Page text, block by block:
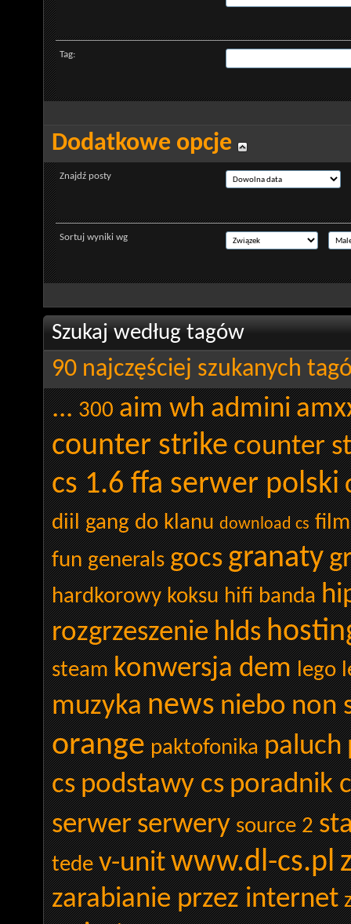
Tag:
Dodatkowe opcje
Znajdź posty
Sortuj wyniki wg
Szukaj według tagów
90 najczęściej szukanych
... 300 aim wh admini
counter strikecounter
cs 1.6 ffa serwer polski
diil gang do klanu download cs film
fun generals gocsgranaty
hardkorowy koksu hifi banda
rozgrzeszeniehlds
steam konwersja dem lego
muzykanewsniebonon
orange paktofonika paluch
cspodstawy csporadnik
serwerserwery source 2
tede v-unitwww.dl-cs.pl
zarabianie przez internet